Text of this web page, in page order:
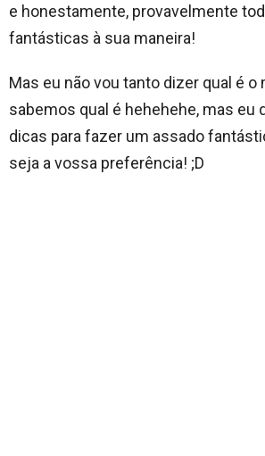
e honestamente, provavelmente
fantásticas à sua maneira!
Mas eu não vou tanto dizer qual é o
sabemos qual é hehehehe, mas eu
dicas para fazer um assado
seja a vossa preferência! ;D